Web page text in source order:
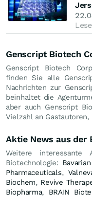
Genscript Biotech
Genscript Biotech
finden Sie alle
Nachrichten zur
beinhaltet die
aber auch Genscript
Vielzahl an
Aktie News aus der
Weitere
Biotechnologie:
Pharmaceuticals,
Biochem, Revive
Biopharma, BRAIN